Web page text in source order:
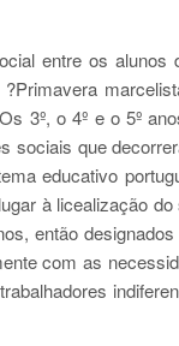
entre os
3º, o 4º e o 5º
sociais que
educativo
à licealização
então
com as